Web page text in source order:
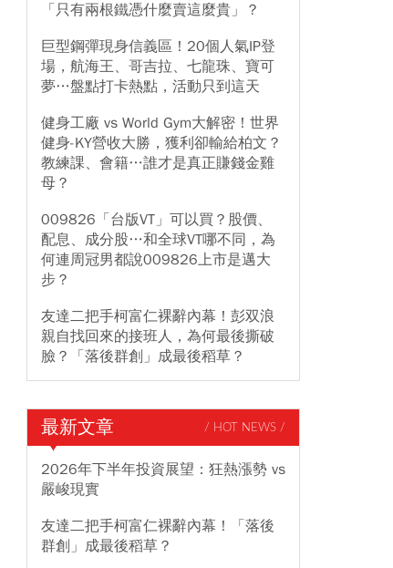
「只有兩根鐵憑什麼賣這麼貴」？
巨型鋼彈現身信義區！20個人氣IP登
場，航海王、哥吉拉、七龍珠、寶可
夢…盤點打卡熱點，活動只到這天
健身工廠 vs World Gym大解密！世界
健身-KY營收大勝，獲利卻輸給柏文？
教練課、會籍…誰才是真正賺錢金雞
母？
009826「台版VT」可以買？股價、
配息、成分股…和全球VT哪不同，為
何連周冠男都說009826上市是邁大
步？
友達二把手柯富仁裸辭內幕！彭双浪
親自找回來的接班人，為何最後撕破
臉？「落後群創」成最後稻草？
最新文章 / HOT NEWS /
2026年下半年投資展望：狂熱漲勢 vs
嚴峻現實
友達二把手柯富仁裸辭內幕！「落後
群創」成最後稻草？